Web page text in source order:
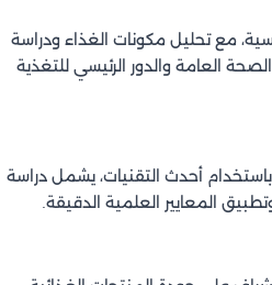
مع تحليل مكونات الغذاء ودراسة
العامة والدور الرئيسي للتغذية
أحدث التقنيات، يشمل دراسة
المعايير العلمية الدقيقة.